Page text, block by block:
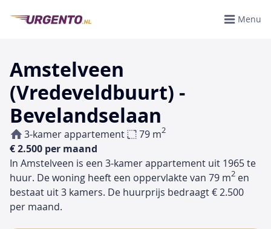
Menu
Amstelveen
(Vredeveldbuurt) -
Bevelandselaan
3-kamer appartement 79 m2
€ 2.500 per maand
In Amstelveen is een 3-kamer appartement uit 1965 te
huur. De woning heeft een oppervlakte van 79 m2 en
bestaat uit 3 kamers. De huurprijs bedraagt € 2.500
per maand.